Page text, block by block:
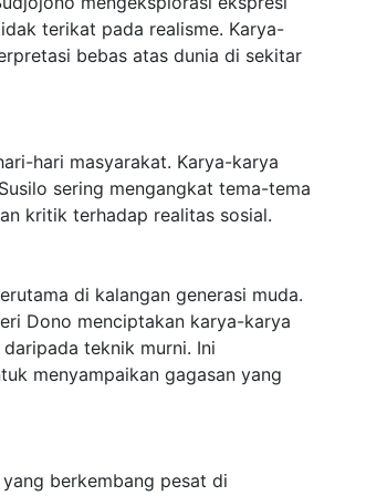
terikat pada realisme. Karya-
bebas atas dunia di sekitar
hari masyarakat. Karya-karya
sering mengangkat tema-tema
kritik terhadap realitas sosial.
di kalangan generasi muda.
Dono menciptakan karya-karya
teknik murni. Ini
menyampaikan gagasan yang
berkembang pesat di